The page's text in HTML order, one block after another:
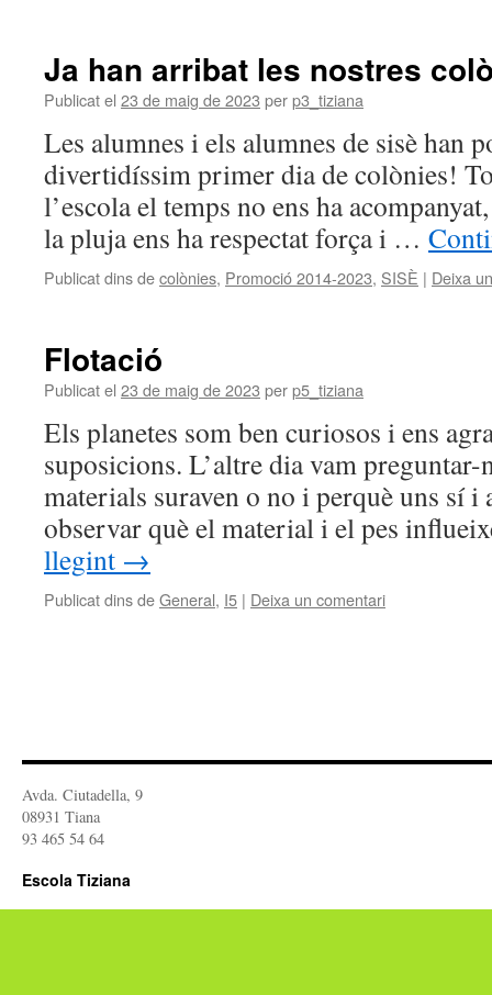
Ja han arribat les nostres
Publicat el 23 de maig de 2023 perp3_tiziana
Les alumnes i els alumnes de sisè han
divertidíssim primer dia de colònies!
l’escola el temps no ens ha
la pluja ens ha respectat força i …
Publicat dins decolònies, Promoció 2014-2023, SISÈ | Deixa
Flotació
Publicat el 23 de maig de 2023 perp5_tiziana
Els planetes som ben curiosos i ens
suposicions. L’altre dia vam
materials suraven o no i perquè uns sí i
observar què el material i el pes
llegint →
Publicat dins deGeneral, I5 | Deixa un comentari
Avda. Ciutadella, 9
08931 Tiana
93 465 54 64
Escola Tiziana